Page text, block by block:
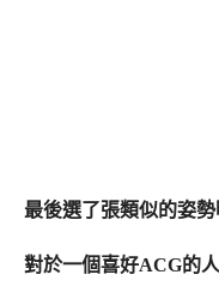
最後選了張類似的姿
對於一個喜好ACG的